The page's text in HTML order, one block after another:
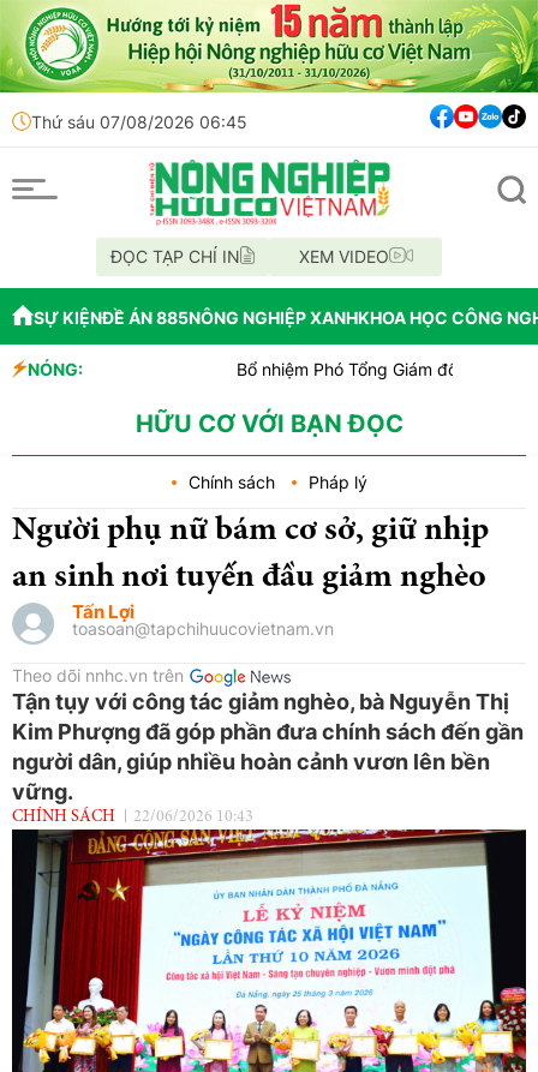
Thứ sáu 07/08/2026 06:45
ĐỌC TẠP CHÍ IN XEM VIDEO
SỰ KIỆNĐỀ ÁN 885NÔNG NGHIỆP XANHKHOA HỌC CÔNG
NÓNG:
Bổ nhiệm Phó Tổng Giám đốc Trung tâm
Bắc Ninh công bố quy hoạch chiến lược, chính
HỮU CƠ VỚI BẠN ĐỌC
Chính sách Pháp lý
Người phụ nữ bám cơ sở, giữ nhịp
an sinh nơi tuyến đầu giảm nghèo
Tấn Lợi
toasoan@tapchihuucovietnam.vn
Theo dõi nnhc.vn trên
Tận tụy với công tác giảm nghèo, bà Nguyễn Thị
Kim Phượng đã góp phần đưa chính sách đến gần
người dân, giúp nhiều hoàn cảnh vươn lên bền
vững.
CHÍNH SÁCH 22/06/2026 10:43